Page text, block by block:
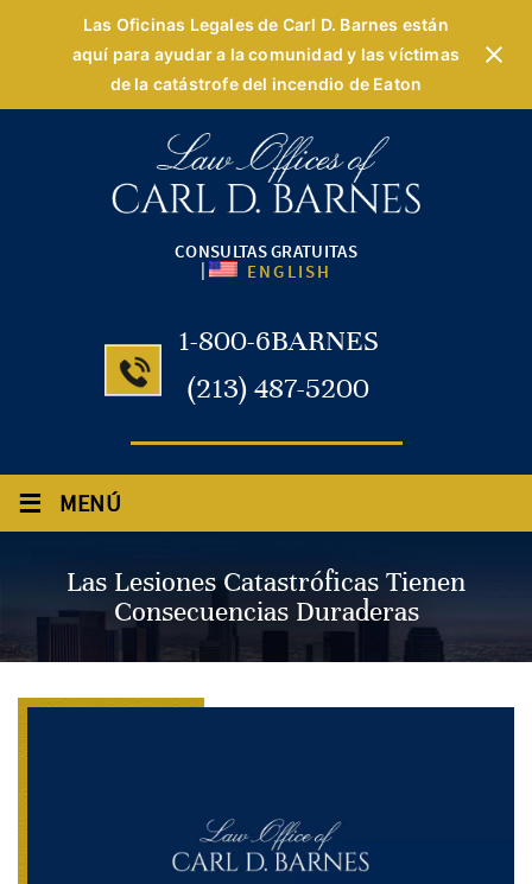
Las Oficinas Legales de Carl D. Barnes están
aquí para ayudar a la comunidad y las víctimas
de la catástrofe del incendio de Eaton
CONSULTAS GRATUITAS
| ENGLISH
1-800-6BARNES
(213) 487-5200
≡ MENÚ
Las Lesiones Catastróficas Tienen
Consecuencias Duraderas